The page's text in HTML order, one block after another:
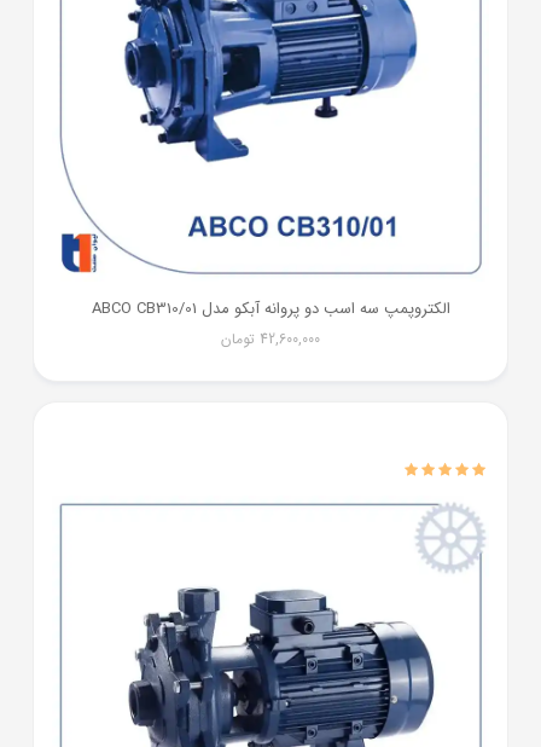
الکتروپمپ سه اسب دو پروانه آبکو مدل ABCO CB310/01
42,600,000 تومان